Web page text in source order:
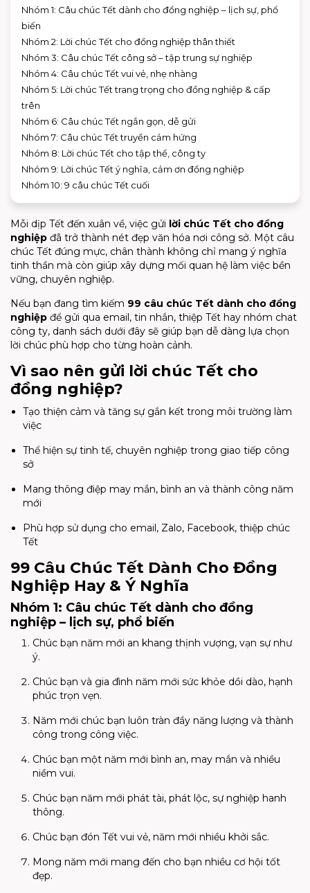
Nhóm 1: Câu chúc Tết dành cho đồng nghiệp – lịch sự, phổ
biến
Nhóm 2: Lời chúc Tết cho đồng nghiệp thân thiết
Nhóm 3: Câu chúc Tết công sở – tập trung sự nghiệp
Nhóm 4: Câu chúc Tết vui vẻ, nhẹ nhàng
Nhóm 5: Lời chúc Tết trang trọng cho đồng nghiệp & cấp
trên
Nhóm 6: Câu chúc Tết ngắn gọn, dễ gửi
Nhóm 7: Câu chúc Tết truyền cảm hứng
Nhóm 8: Lời chúc Tết cho tập thể, công ty
Nhóm 9: Lời chúc Tết ý nghĩa, cảm ơn đồng nghiệp
Nhóm 10: 9 câu chúc Tết cuối
Mỗi dịp Tết đến xuân về, việc gửi lời chúc Tết cho đồng
nghiệp đã trở thành nét đẹp văn hóa nơi công sở. Một câu
chúc Tết đúng mực, chân thành không chỉ mang ý nghĩa
tinh thần mà còn giúp xây dựng mối quan hệ làm việc bền
vững, chuyên nghiệp.
Nếu bạn đang tìm kiếm 99 câu chúc Tết dành cho đồng
nghiệp để gửi qua email, tin nhắn, thiệp Tết hay nhóm chat
công ty, danh sách dưới đây sẽ giúp bạn dễ dàng lựa chọn
lời chúc phù hợp cho từng hoàn cảnh.
Vì sao nên gửi lời chúc Tết cho
đồng nghiệp?
Tạo thiện cảm và tăng sự gắn kết trong môi trường làm
việc
Thể hiện sự tinh tế, chuyên nghiệp trong giao tiếp công
sở
Mang thông điệp may mắn, bình an và thành công năm
mới
Phù hợp sử dụng cho email, Zalo, Facebook, thiệp chúc
Tết
99 Câu Chúc Tết Dành Cho Đồng
Nghiệp Hay & Ý Nghĩa
Nhóm 1: Câu chúc Tết dành cho đồng
nghiệp – lịch sự, phổ biến
Chúc bạn năm mới an khang thịnh vượng, vạn sự như
ý.
Chúc bạn và gia đình năm mới sức khỏe dồi dào, hạnh
phúc trọn vẹn.
Năm mới chúc bạn luôn tràn đầy năng lượng và thành
công trong công việc.
Chúc bạn một năm mới bình an, may mắn và nhiều
niềm vui.
Chúc bạn năm mới phát tài, phát lộc, sự nghiệp hanh
thông.
Chúc bạn đón Tết vui vẻ, năm mới nhiều khởi sắc.
Mong năm mới mang đến cho bạn nhiều cơ hội tốt
đẹp.